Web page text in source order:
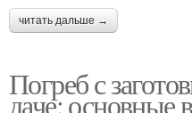
читать дальше →
Погреб с
даче: основные